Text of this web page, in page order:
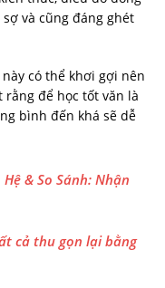
và cũng đáng ghét
có thể khơi gợi nên
để học tốt văn là
bình đến khá sẽ dễ
& So Sánh: Nhận
cả thu gọn lại bằng